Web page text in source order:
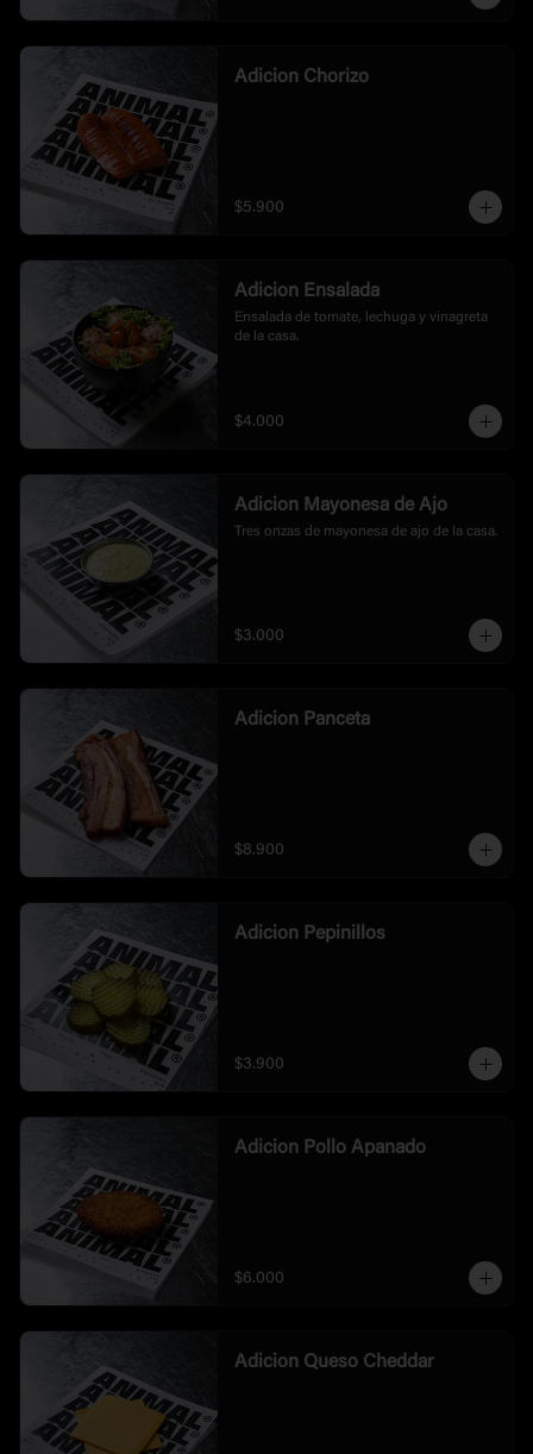
Adicion Chorizo
$5.900
Adicion Ensalada
Ensalada de tomate, lechuga y vinagreta
de la casa.
$4.000
Adicion Mayonesa de Ajo
Tres onzas de mayonesa de ajo de la casa.
$3.000
Adicion Panceta
$8.900
Adicion Pepinillos
$3.900
Adicion Pollo Apanado
$6.000
Adicion Queso Cheddar